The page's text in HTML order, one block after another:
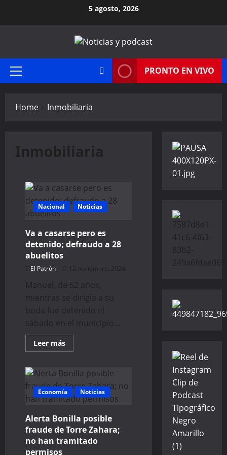
5 agosto, 2026
Primary
PRONTO EN VIVO
Home Inmobiliaria
Inmobiliaria
Nacional Noticias
Va a casarse pero es
detenido; defraudo a 28
abuelitos
El Patrón 12 noviembre, 2024
Manuel, de 52 años,
mientras se dirigía a su
boda fue detenido el
sábado en el municipio...
Leer másRead
more
a
casarse
pero
es
detenido;
defraudo
28
abuelitos
Economía Noticias
Alerta Bonilla posible
fraude de Torre Zahara;
no han tramitado
permisos